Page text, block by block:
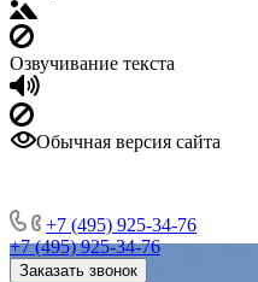
Озвучивание текста
Обычная версия сайта
+7 (495) 925-34-76
+7 (495) 925-34-76
Заказать звонок